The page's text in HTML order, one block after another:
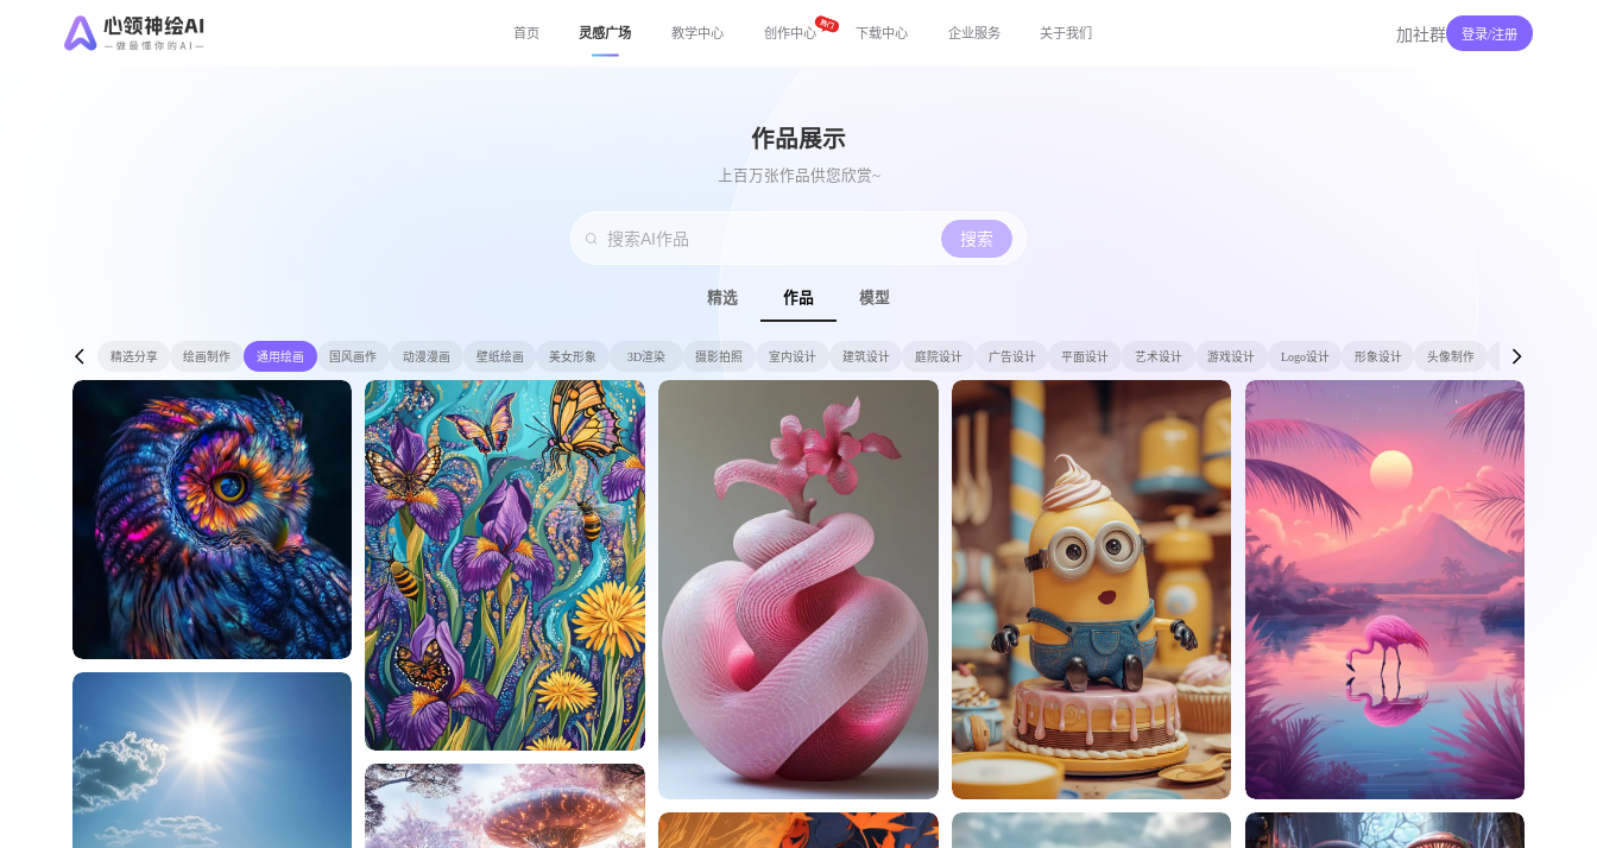
首页 灵感广场 教学中心 创作中心 下载中心 企业服务 关于我们 加社群 登录/注册
作品展示
上百万张作品供您欣赏~
搜索
精选 作品 模型
精选分享 绘画制作 通用绘画 国风画作 动漫漫画 壁纸绘画 美女形象 3D渲染 摄影拍照 室内设计 建筑设计 庭院设计 广告设计 平面设计 艺术设计 游戏设计 Logo设计 形象设计 头像制作 商拍摄影